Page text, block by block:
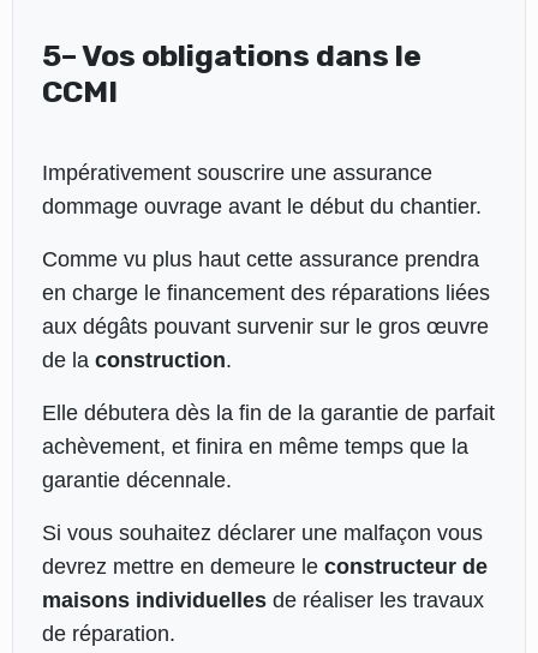
5– Vos obligations dans le
CCMI
Impérativement souscrire une assurance
dommage ouvrage avant le début du chantier.
Comme vu plus haut cette assurance prendra
en charge le financement des réparations liées
aux dégâts pouvant survenir sur le gros œuvre
de la construction.
Elle débutera dès la fin de la garantie de parfait
achèvement, et finira en même temps que la
garantie décennale.
Si vous souhaitez déclarer une malfaçon vous
devrez mettre en demeure le constructeur de
maisons individuellesde réaliser les travaux
de réparation.